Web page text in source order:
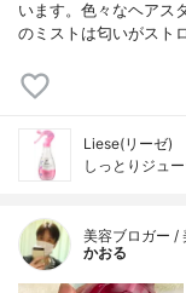
います。色々なヘアス
のミストは匂いがスト
Liese(リーゼ)
しっとりジュ
美容ブロガー /
かおる